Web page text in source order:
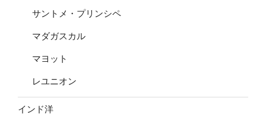
サントメ・プリンシペ
マダガスカル
マヨット
レユニオン
インド洋